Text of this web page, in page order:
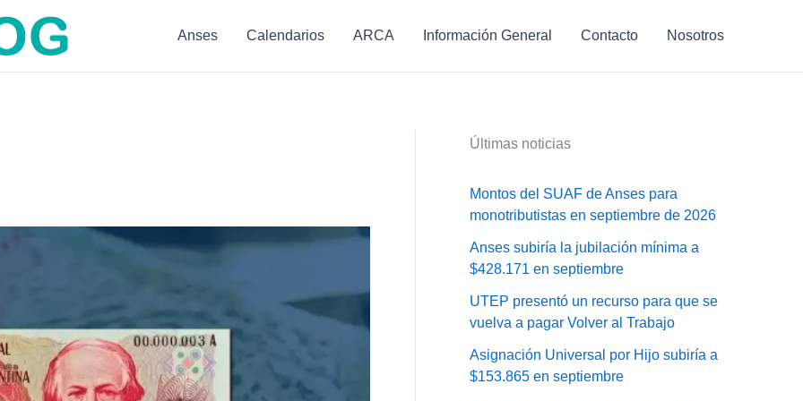
Anses Calendarios ARCA Información General Contacto Nosotros
Últimas noticias
Montos del SUAF de Anses para
monotributistas en septiembre de 2026
Anses subiría la jubilación mínima a
$428.171 en septiembre
UTEP presentó un recurso para que se
vuelva a pagar Volver al Trabajo
Asignación Universal por Hijo subiría a
$153.865 en septiembre